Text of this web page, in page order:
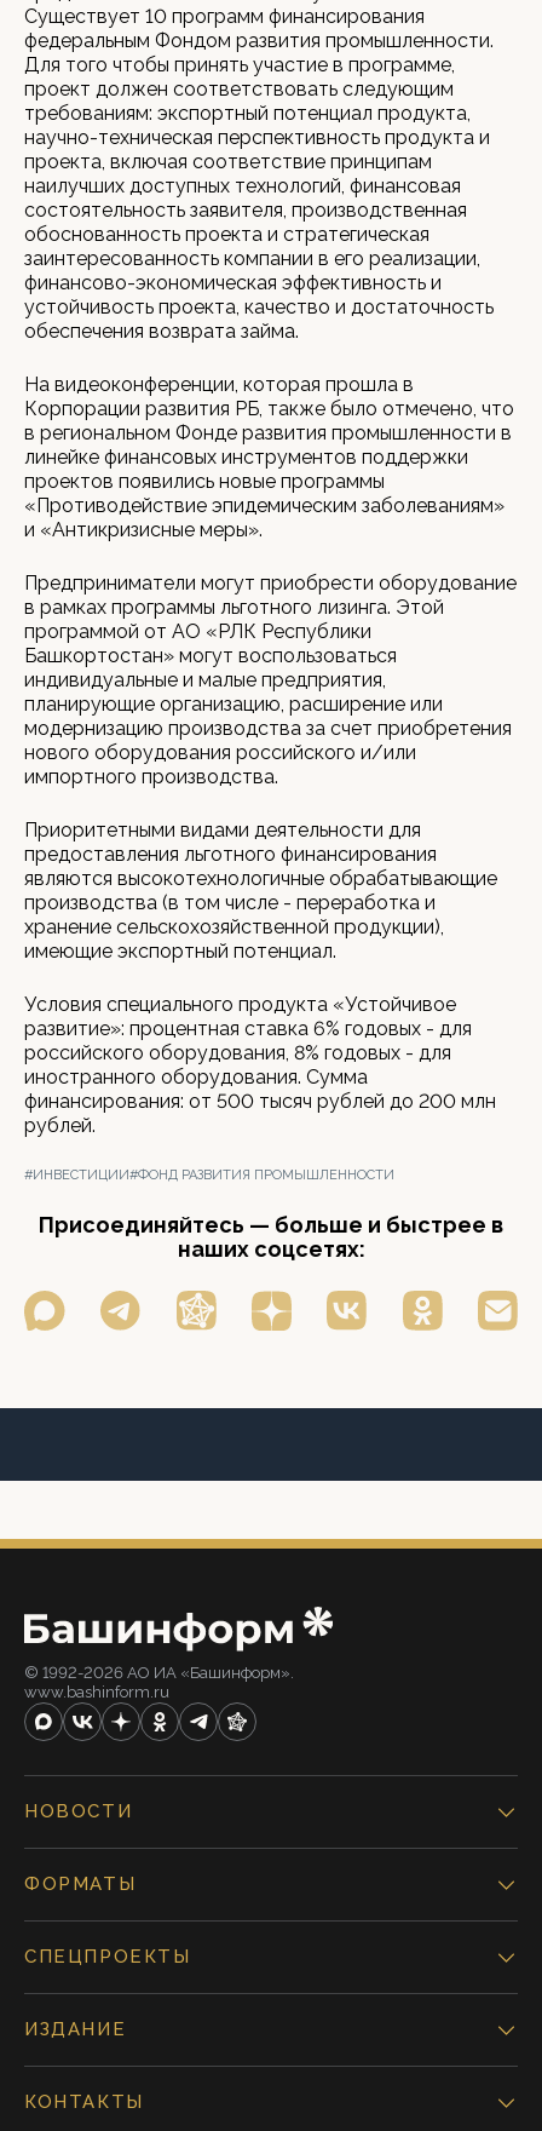
Существует 10 программ финансирования
федеральным Фондом развития промышленности.
Для того чтобы принять участие в программе,
проект должен соответствовать следующим
требованиям: экспортный потенциал продукта,
научно-техническая перспективность продукта и
проекта, включая соответствие принципам
наилучших доступных технологий, финансовая
состоятельность заявителя, производственная
обоснованность проекта и стратегическая
заинтересованность компании в его реализации,
финансово-экономическая эффективность и
устойчивость проекта, качество и достаточность
обеспечения возврата займа.
На видеоконференции, которая прошла в
Корпорации развития РБ, также было отмечено, что
в региональном Фонде развития промышленности в
линейке финансовых инструментов поддержки
проектов появились новые программы
«Противодействие эпидемическим заболеваниям»
и «Антикризисные меры».
Предприниматели могут приобрести оборудование
в рамках программы льготного лизинга. Этой
программой от АО «РЛК Республики
Башкортостан» могут воспользоваться
индивидуальные и малые предприятия,
планирующие организацию, расширение или
модернизацию производства за счет приобретения
нового оборудования российского и/или
импортного производства.
Приоритетными видами деятельности для
предоставления льготного финансирования
являются высокотехнологичные обрабатывающие
производства (в том числе - переработка и
хранение сельскохозяйственной продукции),
имеющие экспортный потенциал.
Условия специального продукта «Устойчивое
развитие»: процентная ставка 6% годовых - для
российского оборудования, 8% годовых - для
иностранного оборудования. Сумма
финансирования: от 500 тысяч рублей до 200 млн
рублей.
#ИНВЕСТИЦИИ#ФОНД РАЗВИТИЯ ПРОМЫШЛЕННОСТИ
Присоединяйтесь — больше и быстрее в
наших соцсетях:
© 1992-2026 АО ИА «Башинформ».
www.bashinform.ru
НОВОСТИ
ФОРМАТЫ
СПЕЦПРОЕКТЫ
ИЗДАНИЕ
КОНТАКТЫ